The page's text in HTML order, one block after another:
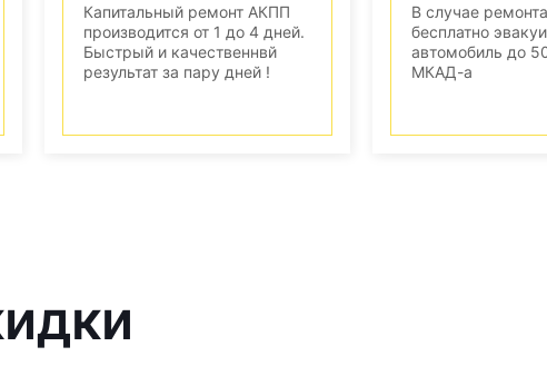
Капитальный ремонт АКПП
производится от 1 до 4 дней.
Быстрый и качественнвй
результат за пару дней !
В случае
бесплатно
автомобиль до
МКАД-а